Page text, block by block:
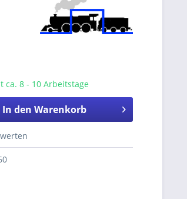
ca. 8 - 10 Arbeitstage
In den Warenkorb